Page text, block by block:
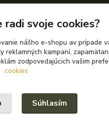
svoje cookies?
nášho e-shopu av prípade
kampaní,
zodpovedajúcich vašim
cookies
Súhlasím